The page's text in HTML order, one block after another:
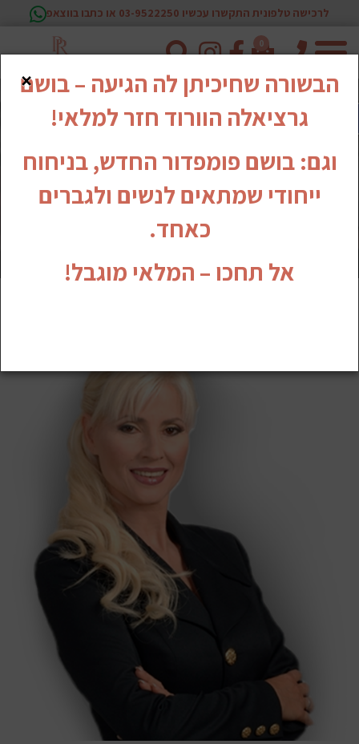
לרכישה טלפונית התקשרו עכשיו 03-9522250 או כתבו בווצאפ
טלפון
0
×
הבשורה שחיכיתן לה הגיעה – בושם
גרציאלה הוורוד חזר למלאי!
וגם: בושם פומפדור החדש, בניחוח
ייחודי שמתאים לנשים ולגברים
כאחד.
אל תחכו – המלאי מוגבל!